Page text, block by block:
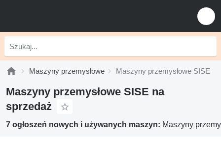
Maszyny przemysłowe Maszyny przemysłowe SISE
Maszyny przemysłowe SISE na
sprzedaż
7 ogłoszeń nowych i używanych maszyn: Maszyny